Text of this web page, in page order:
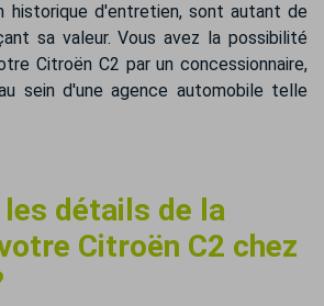
historique d'entretien, sont autant de
sa valeur. Vous avez la possibilité
Citroën C2 par un concessionnaire,
sein d'une agence automobile telle
détails de la
Citroën C2 chez